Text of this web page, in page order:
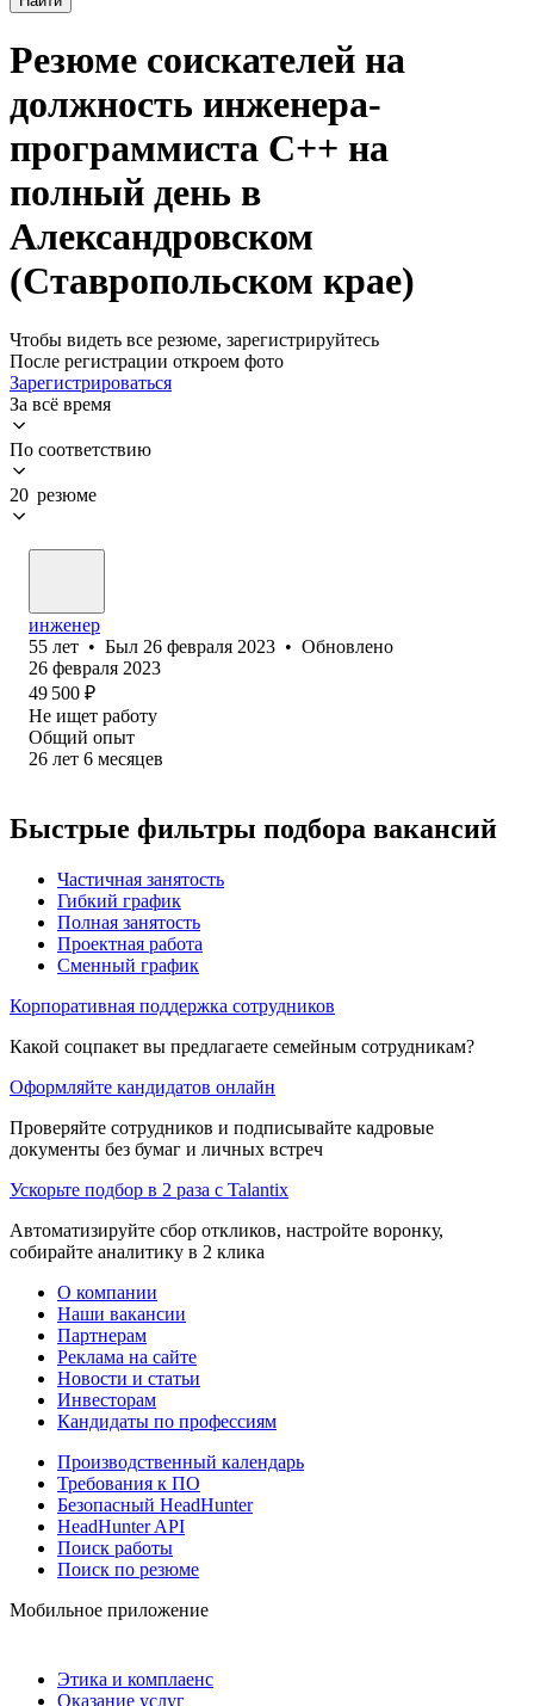
Резюме соискателей на
должность инженера-
программиста C++ на
полный день в
Александровском
(Ставропольском крае)
Чтобы видеть все резюме, зарегистрируйтесь
После регистрации откроем фото
Зарегистрироваться
За всё время
По соответствию
20 резюме
инженер
55 лет • Был 26 февраля 2023 • Обновлено
26 февраля 2023
49 500 ₽
Не ищет работу
Общий опыт
26 лет 6 месяцев
Быстрые фильтры подбора вакансий
Частичная занятость
Гибкий график
Полная занятость
Проектная работа
Сменный график
Корпоративная поддержка сотрудников
Какой соцпакет вы предлагаете семейным сотрудникам?
Оформляйте кандидатов онлайн
Проверяйте сотрудников и подписывайте кадровые
документы без бумаг и личных встреч
Ускорьте подбор в 2 раза с Talantix
Автоматизируйте сбор откликов, настройте воронку,
собирайте аналитику в 2 клика
О компании
Наши вакансии
Партнерам
Реклама на сайте
Новости и статьи
Инвесторам
Кандидаты по профессиям
Производственный календарь
Требования к ПО
Безопасный HeadHunter
HeadHunter API
Поиск работы
Поиск по резюме
Мобильное приложение
Этика и комплаенс
Оказание услуг